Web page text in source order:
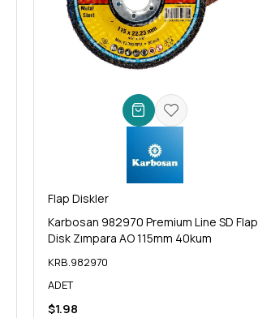
Flap Diskler
Karbosan 982970 Premium Line SD Flap
Disk Zımpara AO 115mm 40kum
KRB.982970
ADET
$1.98